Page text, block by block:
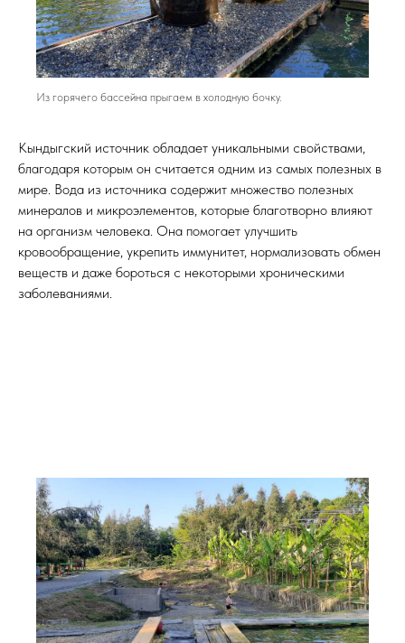
Из горячего бассейна прыгаем в холодную бочку.
Кындыгский источник обладает уникальными свойствами,
благодаря которым он считается одним из самых полезных в
мире. Вода из источника содержит множество полезных
минералов и микроэлементов, которые благотворно влияют
на организм человека. Она помогает улучшить
кровообращение, укрепить иммунитет, нормализовать обмен
веществ и даже бороться с некоторыми хроническими
заболеваниями.